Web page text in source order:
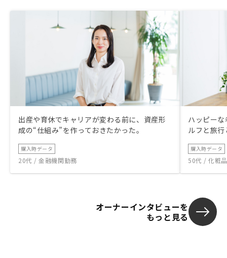
出産や育休でキャリアが変わる前に、資産形
成の“仕組み”を作っておきたかった。
購入時データ
20代 / 金融機関勤務
ハッピー
ルフと旅
購入時データ
50代 / 化粧
オーナーインタビューを
もっと見る